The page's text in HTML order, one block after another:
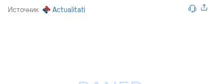
Источник Actualitati